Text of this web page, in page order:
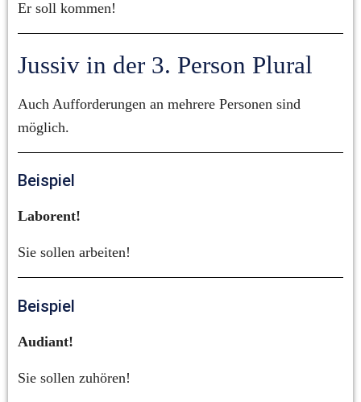
Er soll kommen!
Jussiv in der 3. Person Plural
Auch Aufforderungen an mehrere Personen sind
möglich.
Beispiel
Laborent!
Sie sollen arbeiten!
Beispiel
Audiant!
Sie sollen zuhören!